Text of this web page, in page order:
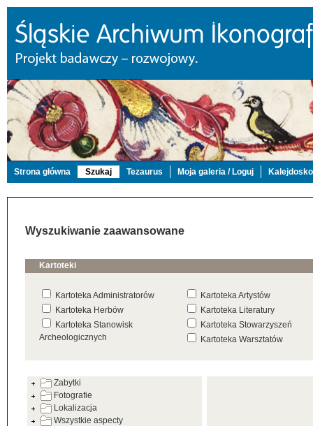
Strona główna Szukaj Tezaurus Moja galeria / Loguj
Wyszukiwanie zaawansowane
Kartoteki
Kartoteka Administratorów
Kartoteka Artystów
Kartoteka Herbów
Kartoteka Literatury
Kartoteka Stanowisk
Archeologicznych
Kartoteka Stowarzyszeń
Kartoteka Warsztatów
Zabytki
Fotografie
Lokalizacja
Wszystkie aspecty